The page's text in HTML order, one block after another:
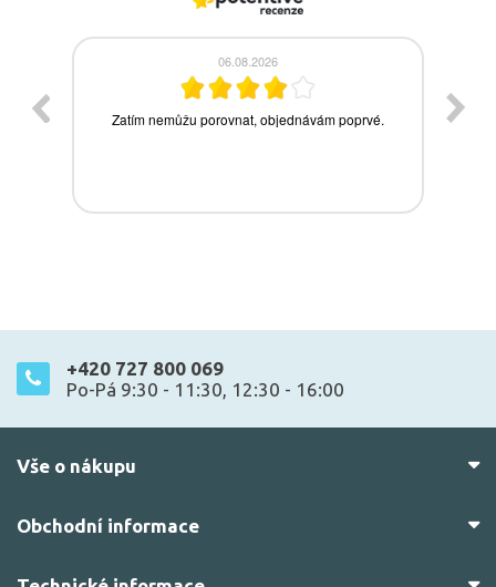
+420 727 800 069
Po-Pá 9:30 - 11:30, 12:30 - 16:00
Vše o nákupu
Obchodní informace